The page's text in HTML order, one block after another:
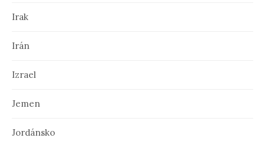
Irak
Irán
Izrael
Jemen
Jordánsko